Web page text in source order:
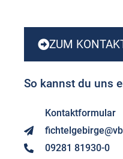
ZUM
So kannst du uns
Kontaktformular
09281 81930-0